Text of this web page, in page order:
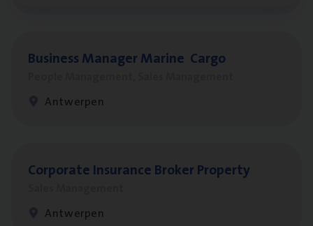
Busi­ness Mana­ger Mari­ne Cargo
Antwerpen
Cor­po­ra­te Insu­ran­ce Bro­ker Property
Antwerpen